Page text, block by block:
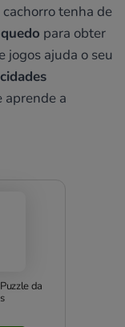
tenha de
para obter
jogos ajuda o seu
a
da